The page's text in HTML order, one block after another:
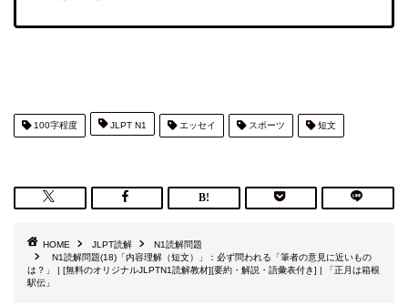
100字程度 JLPT N1 エッセイ スポーツ 短文
HOME JLPT読解
N1読解問題
N1読解問題(18)「内容理解（短文）」：必ず問われる「筆者の意見に近いもの
は？」 | [無料のオリジナルJLPTN1読解教材][要約・解説・語彙表付き] | 「正月は箱根
駅伝」